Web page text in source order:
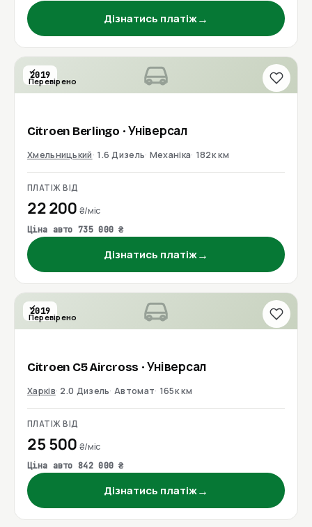
Дізнатись платіж→
2019
Перевірено
Citroen Berlingo · Універсал
Хмельницький 1.6 Дизель Механіка 182к км
ПЛАТІЖ ВІД
22 200 ₴/міс
Ціна авто 735 000 ₴
Дізнатись платіж→
2019
Перевірено
Citroen C5 Aircross · Універсал
Харків 2.0 Дизель Автомат 165к км
ПЛАТІЖ ВІД
25 500 ₴/міс
Ціна авто 842 000 ₴
Дізнатись платіж→